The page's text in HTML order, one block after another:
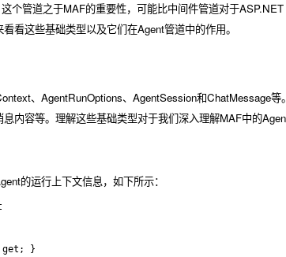
个管道之于MAF的重要性，可能比中间件管道对于
看这些基础类型以及它们在Agent管道中的作用。
、 AgentRunOptions、 AgentSession和ChatMessage等
内容等。理解这些基础类型对于我们深入理解MAF中的
的运行上下文信息，如下所示：
}